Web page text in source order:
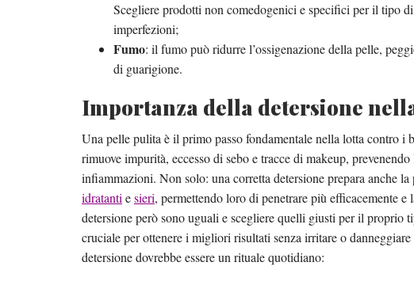
Scegliere prodotti non comedogenici e specifici per il tipo
imperfezioni;
Fumo: il fumo può ridurre l’ossigenazione della pelle,
di guarigione.
Importanza della detersione
Una pelle pulita è il primo passo fondamentale nella lotta contro i
rimuove impurità, eccesso di sebo e tracce di makeup,
infiammazioni. Non solo: una corretta detersione prepara anche
idratantiesieri, permettendo loro di penetrare più efficacemente
detersione però sono uguali e scegliere quelli giusti per il proprio
cruciale per ottenere i migliori risultati senza irritare o
detersione dovrebbe essere un rituale quotidiano: